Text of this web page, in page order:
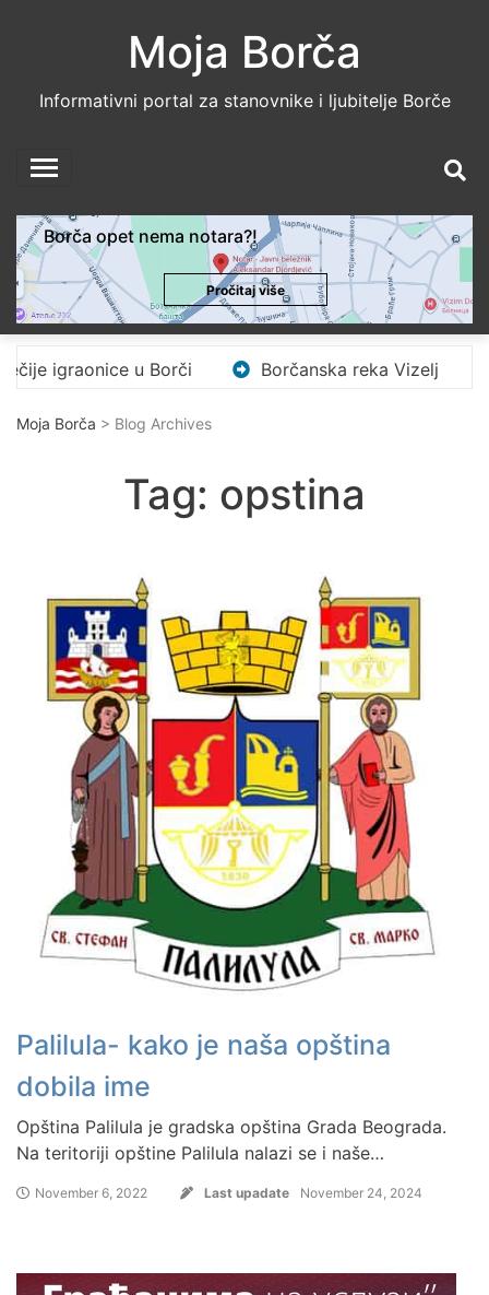
Moja Borča
Informativni portal za stanovnike i ljubitelje Borče
Borča opet nema notara?!
Pročitaj više
igraonice u Borči Borčanska reka Vizelj
Moja Borča > Blog Archives
Tag: opstina
Palilula- kako je naša opština
dobila ime
Opština Palilula je gradska opština Grada Beograda.
Na teritoriji opštine Palilula nalazi se i naše…
November 6, 2022 Last upadate November 24, 2024